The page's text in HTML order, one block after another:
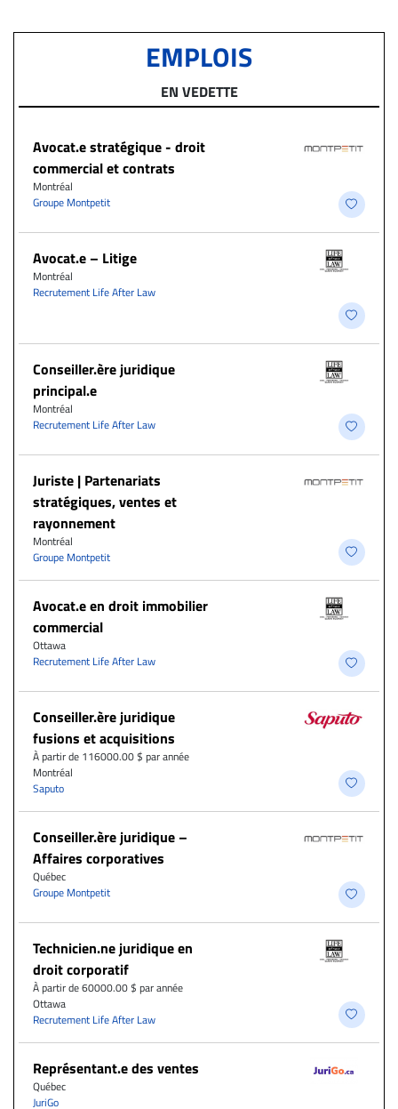
EMPLOIS
EN VEDETTE
Avocat.e stratégique - droit
commercial et contrats
Montréal
Groupe Montpetit
Avocat.e – Litige
Montréal
Recrutement Life After Law
Conseiller.ère juridique
principal.e
Montréal
Recrutement Life After Law
Juriste | Partenariats
stratégiques, ventes et
rayonnement
Montréal
Groupe Montpetit
Avocat.e en droit immobilier
commercial
Ottawa
Recrutement Life After Law
Conseiller.ère juridique
fusions et acquisitions
À partir de 116000.00 $ par année
Montréal
Saputo
Conseiller.ère juridique –
Affaires corporatives
Québec
Groupe Montpetit
Technicien.ne juridique en
droit corporatif
À partir de 60000.00 $ par année
Ottawa
Recrutement Life After Law
Représentant.e des ventes
Québec
JuriGo